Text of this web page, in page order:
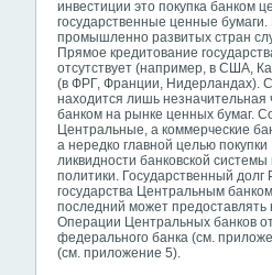
инвестиции это покупка банком
государственные ценные
промышленно развитых стран
Прямое кредитование
отсутствует (например, в США,
(в ФРГ, Франции, Нидерландах).
находится лишь незначительная
банком на рынке ценных бумаг.
Центральные, а коммерческие
а нередко главной целью
ликвидности банковской
политики. Государственный долг
государства Центральным
последний может предоставлять
Операции Центральных банков
федерального банка (см.
(см. приложение 5).